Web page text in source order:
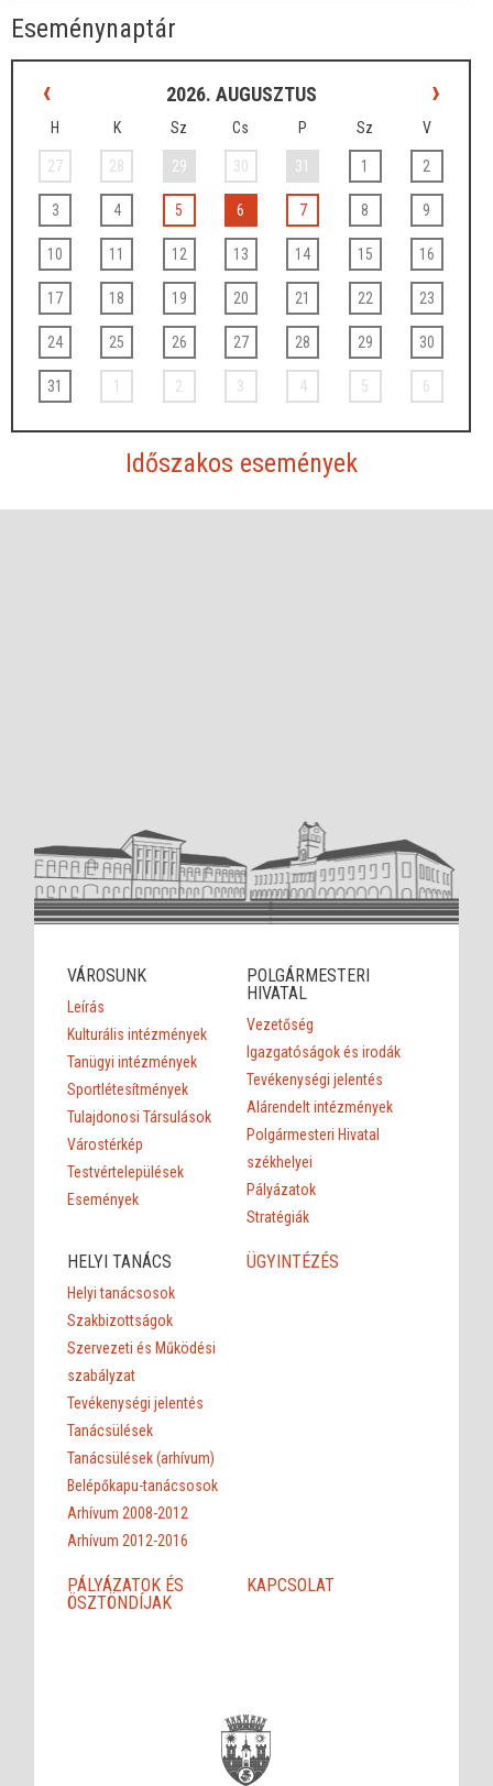
Eseménynaptár
‹ 2026. AUGUSZTUS ›
H K Sz Cs P Sz V
27 28 29 30 31 1 2
3 4 5 6 7 8 9
10 11 12 13 14 15 16
17 18 19 20 21 22 23
24 25 26 27 28 29 30
31 1 2 3 4 5 6
Időszakos események
VÁROSUNK
Leírás
Kulturális intézmények
Tanügyi intézmények
Sportlétesítmények
Tulajdonosi Társulások
Várostérkép
Testvértelepülések
Események
POLGÁRMESTERI
HIVATAL
Vezetőség
Igazgatóságok és irodák
Tevékenységi jelentés
Alárendelt intézmények
Polgármesteri Hivatal
székhelyei
Pályázatok
Stratégiák
HELYI TANÁCS
Helyi tanácsosok
Szakbizottságok
Szervezeti és Működési
szabályzat
Tevékenységi jelentés
Tanácsülések
Tanácsülések (arhívum)
Belépőkapu-tanácsosok
Arhívum 2008-2012
Arhívum 2012-2016
ÜGYINTÉZÉS
PÁLYÁZATOK ÉS
ÖSZTÖNDÍJAK
KAPCSOLAT